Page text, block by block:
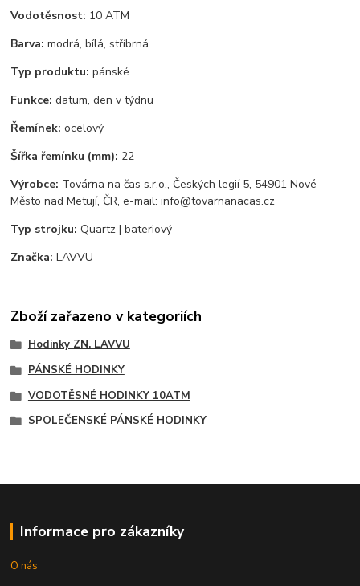
Vodotěsnost: 10 ATM
Barva: modrá, bílá, stříbrná
Typ produktu: pánské
Funkce: datum, den v týdnu
Řemínek: ocelový
Šířka řemínku (mm): 22
Výrobce: Továrna na čas s.r.o., Českých legií 5, 54901 Nové
Město nad Metují, ČR, e-mail: info@tovarnanacas.cz
Typ strojku: Quartz | bateriový
Značka: LAVVU
Zboží zařazeno v kategoriích
Hodinky ZN. LAVVU
PÁNSKÉ HODINKY
VODOTĚSNÉ HODINKY 10ATM
SPOLEČENSKÉ PÁNSKÉ HODINKY
Informace pro zákazníky
O nás